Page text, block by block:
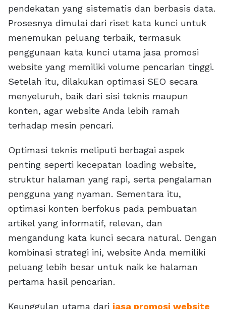
pendekatan yang sistematis dan berbasis data.
Prosesnya dimulai dari riset kata kunci untuk
menemukan peluang terbaik, termasuk
penggunaan kata kunci utama jasa promosi
website yang memiliki volume pencarian tinggi.
Setelah itu, dilakukan optimasi SEO secara
menyeluruh, baik dari sisi teknis maupun
konten, agar website Anda lebih ramah
terhadap mesin pencari.
Optimasi teknis meliputi berbagai aspek
penting seperti kecepatan loading website,
struktur halaman yang rapi, serta pengalaman
pengguna yang nyaman. Sementara itu,
optimasi konten berfokus pada pembuatan
artikel yang informatif, relevan, dan
mengandung kata kunci secara natural. Dengan
kombinasi strategi ini, website Anda memiliki
peluang lebih besar untuk naik ke halaman
pertama hasil pencarian.
Keunggulan utama dari jasa promosi website